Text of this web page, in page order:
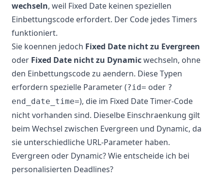
wechseln, weil Fixed Date keinen speziellen
Einbettungscode erfordert. Der Code jedes Timers
funktioniert.
Sie koennen jedoch Fixed Date nicht zu Evergreen
oder Fixed Date nicht zu Dynamicwechseln, ohne
den Einbettungscode zu aendern. Diese Typen
erfordern spezielle Parameter (?id= oder ?
end_date_time=), die im Fixed Date Timer-Code
nicht vorhanden sind. Dieselbe Einschraenkung gilt
beim Wechsel zwischen Evergreen und Dynamic, da
sie unterschiedliche URL-Parameter haben.
Evergreen oder Dynamic? Wie entscheide ich bei
personalisierten Deadlines?